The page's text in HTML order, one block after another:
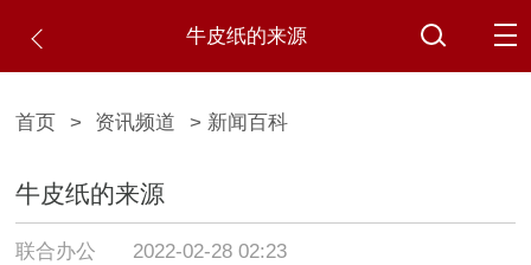
牛皮纸的来源
首页 > 资讯频道 > 新闻百科
牛皮纸的来源
联合办公 2022-02-28 02:23